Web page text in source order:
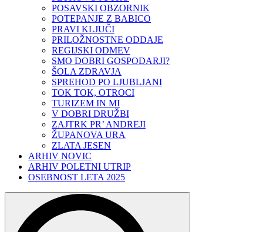
POSAVSKI OBZORNIK
POTEPANJE Z BABICO
PRAVI KLJUČI
PRILOŽNOSTNE ODDAJE
REGIJSKI ODMEV
SMO DOBRI GOSPODARJI?
ŠOLA ZDRAVJA
SPREHOD PO LJUBLJANI
TOK TOK, OTROCI
TURIZEM IN MI
V DOBRI DRUŽBI
ZAJTRK PR’ ANDREJI
ŽUPANOVA URA
ZLATA JESEN
ARHIV NOVIC
ARHIV POLETNI UTRIP
OSEBNOST LETA 2025